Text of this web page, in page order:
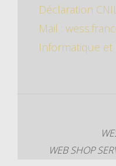
Déclaration
Mail :
Informatique et
WEB SHOP